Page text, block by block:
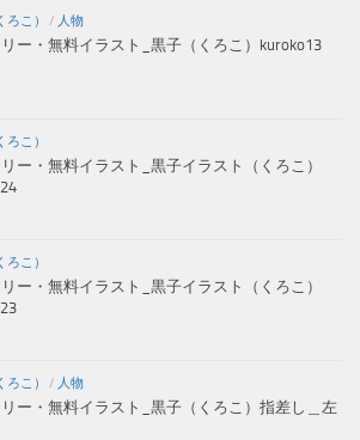
こ） / 人物
ー・無料イラスト_黒子（くろこ）kuroko13
こ）
ー・無料イラスト_黒子イラスト（くろこ）
こ）
ー・無料イラスト_黒子イラスト（くろこ）
こ） / 人物
ー・無料イラスト_黒子（くろこ）指差し＿左